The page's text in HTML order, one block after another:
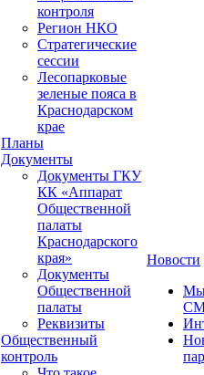
контроля
Регион НКО
Стратегические
сессии
Лесопарковые
зеленые пояса в
Краснодарском
крае
Планы
Документы
Документы ГКУ
КК «Аппарат
Общественной
палаты
Краснодарского
края»
Документы
Общественной
палаты
Реквизиты
Общественный
контроль
Новости